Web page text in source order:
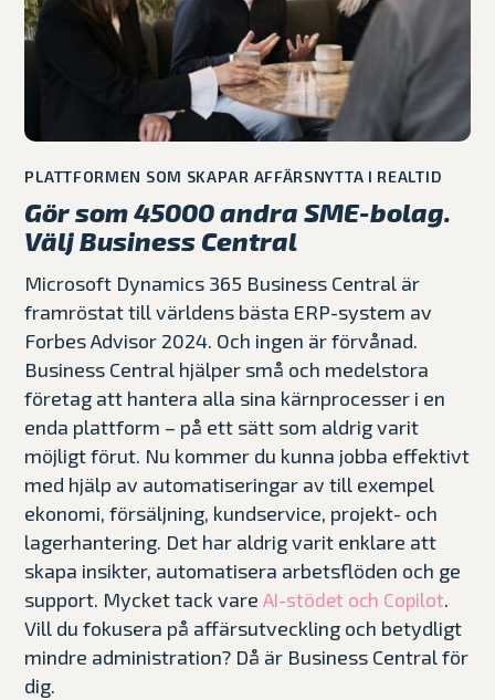
PLATTFORMEN SOM SKAPAR AFFÄRSNYTTA I REALTID
Gör som 45000 andra SME-bolag.
Välj Business Central
Microsoft Dynamics 365 Business Central är
framröstat till världens bästa ERP-system av
Forbes Advisor 2024. Och ingen är förvånad.
Business Central hjälper små och medelstora
företag att hantera alla sina kärnprocesser i en
enda plattform – på ett sätt som aldrig varit
möjligt förut. Nu kommer du kunna jobba effektivt
med hjälp av automatiseringar av till exempel
ekonomi, försäljning, kundservice, projekt- och
lagerhantering. Det har aldrig varit enklare att
skapa insikter, automatisera arbetsflöden och ge
support. Mycket tack vareAI-stödet och Copilot.
Vill du fokusera på affärsutveckling och betydligt
mindre administration? Då är Business Central för
dig.